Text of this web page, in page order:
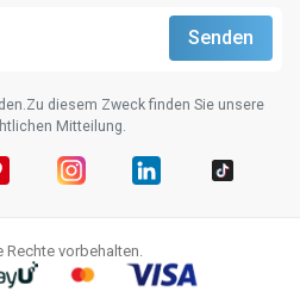
diesem Zweck finden Sie unsere
Mitteilung.
vorbehalten.